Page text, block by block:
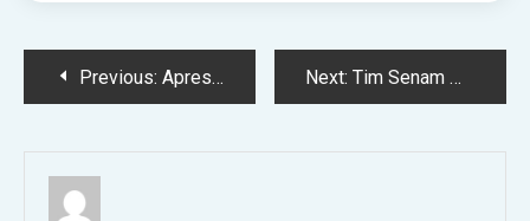
PostPrevious: Apresiasi Rotasi Pejabat, Ketua DPRD Subang: Perkuat Tata Kelola Pemerintahan | TINTAHIJAU.com Next: Tim Senam Waringkas Subang Raih Juara 1 di Festival HAORNAS Jawa Barat 2025 | TINTAHIJAU.com